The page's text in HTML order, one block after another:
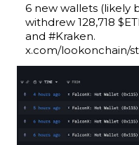
6 new wallets (likely
withdrew 128,718
and #Kraken
x.com/lookonchain/